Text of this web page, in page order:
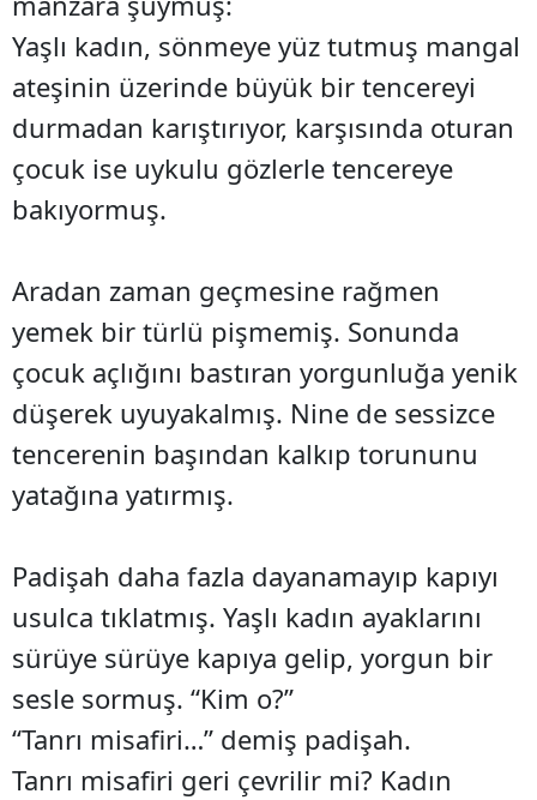
Yaşlı kadın, sönmeye yüz tutmuş mangal
ateşinin üzerinde büyük bir tencereyi
durmadan karıştırıyor, karşısında oturan
çocuk ise uykulu gözlerle tencereye
bakıyormuş.
Aradan zaman geçmesine rağmen
yemek bir türlü pişmemiş. Sonunda
çocuk açlığını bastıran yorgunluğa yenik
düşerek uyuyakalmış. Nine de sessizce
tencerenin başından kalkıp torununu
yatağına yatırmış.
Padişah daha fazla dayanamayıp kapıyı
usulca tıklatmış. Yaşlı kadın ayaklarını
sürüye sürüye kapıya gelip, yorgun bir
sesle sormuş. “Kim o?”
“Tanrı misafiri…” demiş padişah.
Tanrı misafiri geri çevrilir mi? Kadın